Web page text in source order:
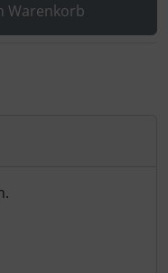
Warenkorb